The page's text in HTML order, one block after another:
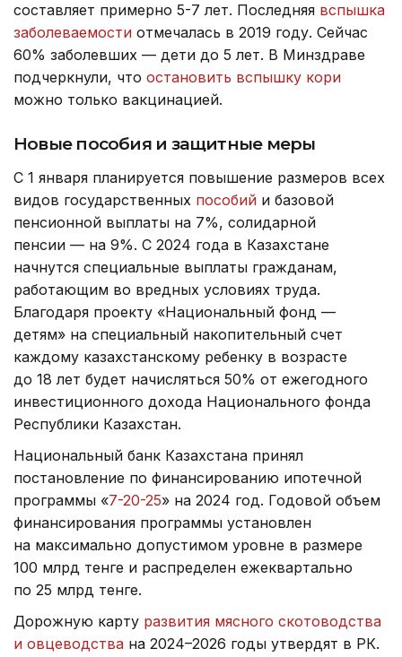
составляет примерно 5-7 лет. Последняя вспышка
заболеваемости отмечалась в 2019 году. Сейчас
60% заболевших — дети до 5 лет. В Минздраве
подчеркнули, что остановить вспышку кори
можно только вакцинацией.
Новые пособия и защитные меры
С 1 января планируется повышение размеров всех
видов государственных пособий и базовой
пенсионной выплаты на 7%, солидарной
пенсии — на 9%. С 2024 года в Казахстане
начнутся специальные выплаты гражданам,
работающим во вредных условиях труда.
Благодаря проекту «Национальный фонд —
детям» на специальный накопительный счет
каждому казахстанскому ребенку в возрасте
до 18 лет будет начисляться 50% от ежегодного
инвестиционного дохода Национального фонда
Республики Казахстан.
Национальный банк Казахстана принял
постановление по финансированию ипотечной
программы «7-20-25» на 2024 год. Годовой объем
финансирования программы установлен
на максимально допустимом уровне в размере
100 млрд тенге и распределен ежеквартально
по 25 млрд тенге.
Дорожную карту развития мясного скотоводства
и овцеводства на 2024–2026 годы утвердят в РК.